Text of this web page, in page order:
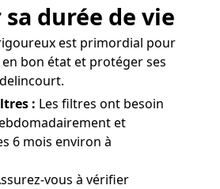
durée de vie
est primordial pour
bon état et protéger ses
: Les filtres ont besoin
et
6 mois environ à
vous à vérifier